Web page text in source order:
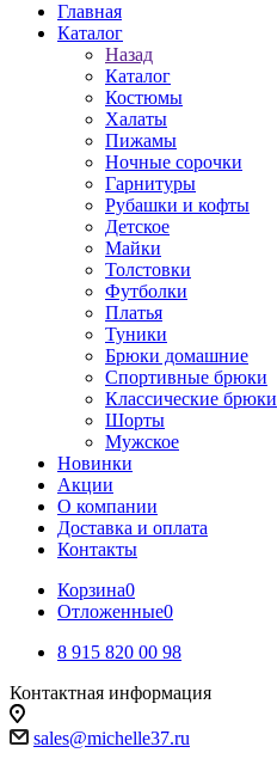
Главная
Каталог
Назад
Каталог
Костюмы
Халаты
Пижамы
Ночные сорочки
Гарнитуры
Рубашки и кофты
Детское
Майки
Толстовки
Футболки
Платья
Туники
Брюки домашние
Спортивные брюки
Классические брюки
Шорты
Мужское
Новинки
Акции
О компании
Доставка и оплата
Контакты
Корзина0
Отложенные0
8 915 820 00 98
Контактная информация
sales@michelle37.ru